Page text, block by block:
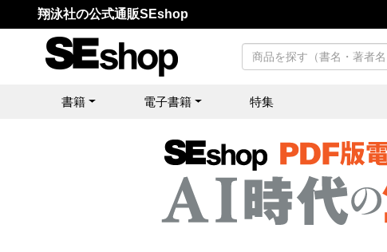
翔泳社の公式通販SEshop
書籍 電子書籍 特集